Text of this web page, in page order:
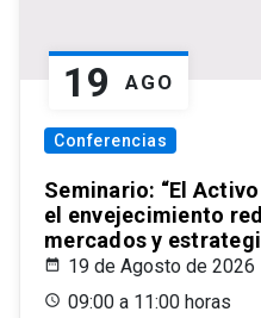
19 AGO
Conferencias
Seminario: “El
el envejecimiento
mercados y
19 de Agosto de 2026
09:00 a 11:00 horas